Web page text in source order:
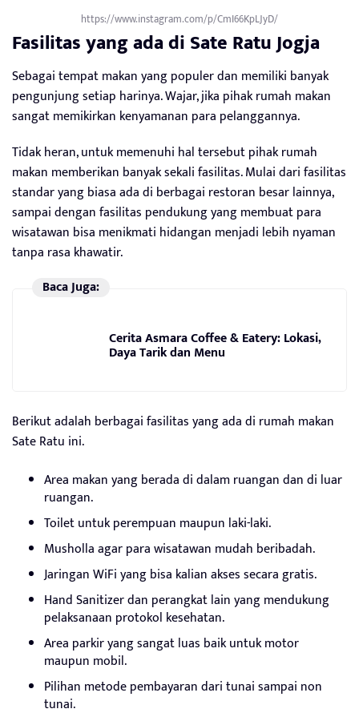
https://www.instagram.com/p/CmI66KpLJyD/
Fasilitas yang ada di Sate Ratu Jogja
Sebagai tempat makan yang populer dan memiliki banyak
pengunjung setiap harinya. Wajar, jika pihak rumah makan
sangat memikirkan kenyamanan para pelanggannya.
Tidak heran, untuk memenuhi hal tersebut pihak rumah
makan memberikan banyak sekali fasilitas. Mulai dari fasilitas
standar yang biasa ada di berbagai restoran besar lainnya,
sampai dengan fasilitas pendukung yang membuat para
wisatawan bisa menikmati hidangan menjadi lebih nyaman
tanpa rasa khawatir.
Baca Juga:
Cerita Asmara Coffee & Eatery: Lokasi,
Daya Tarik dan Menu
Berikut adalah berbagai fasilitas yang ada di rumah makan
Sate Ratu ini.
Area makan yang berada di dalam ruangan dan di luar
ruangan.
Toilet untuk perempuan maupun laki-laki.
Musholla agar para wisatawan mudah beribadah.
Jaringan WiFi yang bisa kalian akses secara gratis.
Hand Sanitizer dan perangkat lain yang mendukung
pelaksanaan protokol kesehatan.
Area parkir yang sangat luas baik untuk motor
maupun mobil.
Pilihan metode pembayaran dari tunai sampai non
tunai.